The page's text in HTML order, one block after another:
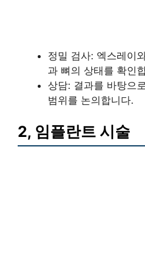
정밀 검사: 엑스레이
과 뼈의 상태를 확인
상담: 결과를 바탕으
범위를 논의합니다.
2, 임플란트 시술